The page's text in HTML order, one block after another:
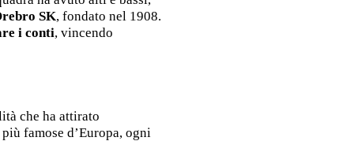
SK, fondato nel 1908.
i conti, vincendo
che ha attirato
famose d’Europa, ogni